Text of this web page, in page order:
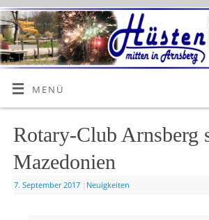
MENÜ
Rotary-Club Arnsberg
Mazedonien
7. September 2017 Neuigkeiten